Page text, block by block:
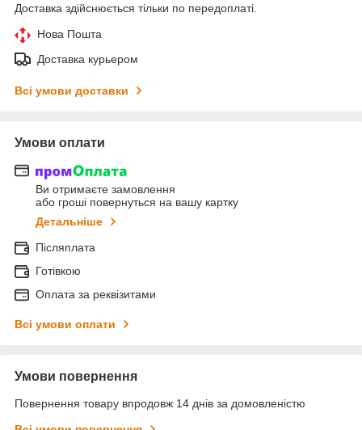
Доставка здійснюється тільки по передоплаті.
Нова Пошта
Доставка курьером
Всі умови доставки
Умови оплати
Ви отримаєте замовлення
або гроші повернуться на вашу картку
Детальніше
Післяплата
Готівкою
Оплата за реквізитами
Всі умови оплати
Умови повернення
Повернення товару впродовж 14 днів за домовленістю